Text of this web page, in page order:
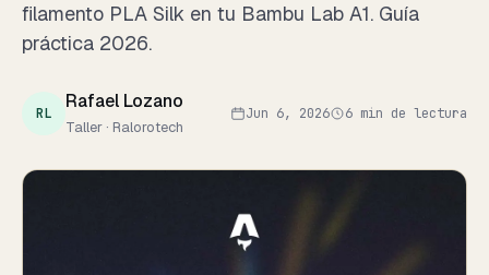
filamento PLA Silk en tu Bambu Lab A1. Guía
práctica 2026.
RL
Rafael Lozano
Taller · Ralorotech
Jun 6, 2026 6 min de lectura